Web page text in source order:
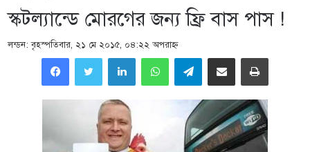
স্কটল্যান্ডে মোরগের জন্য ফ্রি বাস পাস !
লন্ডন: বৃহস্পতিবার, ২১ মে ২০১৫, ০৪:২২ অপরাহ্ণ
LinkedInWhatsAppTelegramShare via Email Print